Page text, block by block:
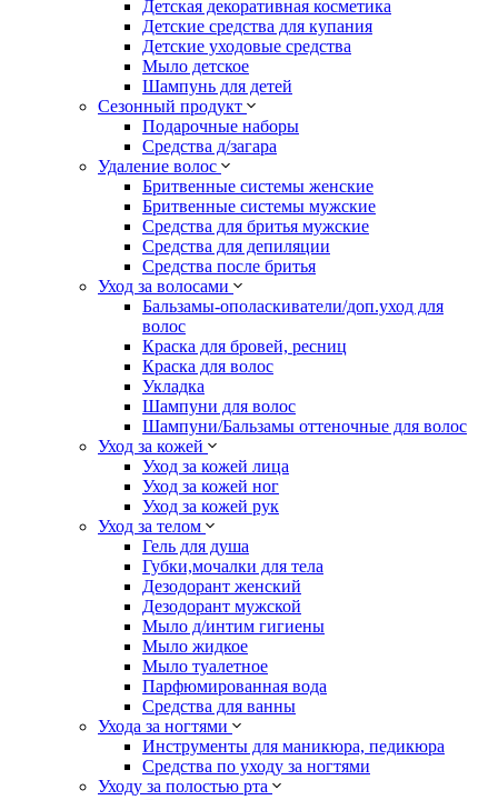
Детская декоративная косметика
Детские средства для купания
Детские уходовые средства
Мыло детское
Шампунь для детей
Сезонный продукт
Подарочные наборы
Средства д/загара
Удаление волос
Бритвенные системы женские
Бритвенные системы мужские
Средства для бритья мужские
Средства для депиляции
Средства после бритья
Уход за волосами
Бальзамы-ополаскиватели/доп.уход для
волос
Краска для бровей, ресниц
Краска для волос
Укладка
Шампуни для волос
Шампуни/Бальзамы оттеночные для волос
Уход за кожей
Уход за кожей лица
Уход за кожей ног
Уход за кожей рук
Уход за телом
Гель для душа
Губки,мочалки для тела
Дезодорант женский
Дезодорант мужской
Мыло д/интим гигиены
Мыло жидкое
Мыло туалетное
Парфюмированная вода
Средства для ванны
Ухода за ногтями
Инструменты для маникюра, педикюра
Средства по уходу за ногтями
Уходу за полостью рта